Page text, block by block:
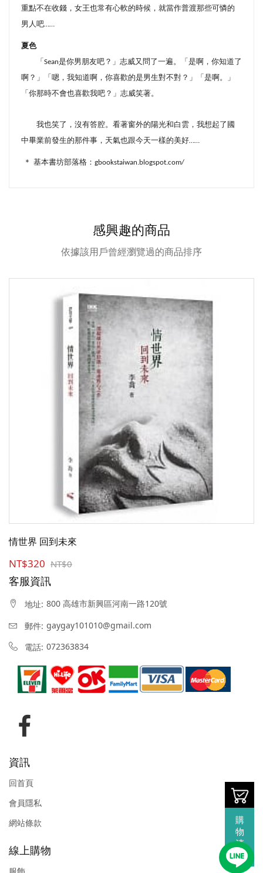
重點不在收錢，女王也常有心軟的時候，就當作普渡那些可憐的
男人吧……
夏色
「 Sean是你男朋友吧？」志威又問了一遍。「是啊，你知道了
啊？」「嗯，我知道啊，你喜歡的是男生對不對？」「是啊。」
「你那時不會也喜歡我吧？」志威笑著。
我也笑了，沒有答腔。看著窗外的陽光和白雲，我想起了國
中畢業前發生的那件事，天氣也跟今天一樣的美好……
＊ 基本書坊部落格： gbookstaiwan.blogspot.com/
感興趣的商品
依據該用戶曾經瀏覽過的商品排序
情世界 回到未來
NT$320 NT$0
客服資訊
地址: 800 高雄市新興區河南一路120號
郵件: gaygay101010@gmail.com
電話: 072363834
資訊
回首頁
會員隱私
網站條款
線上購物
購
物
清
單